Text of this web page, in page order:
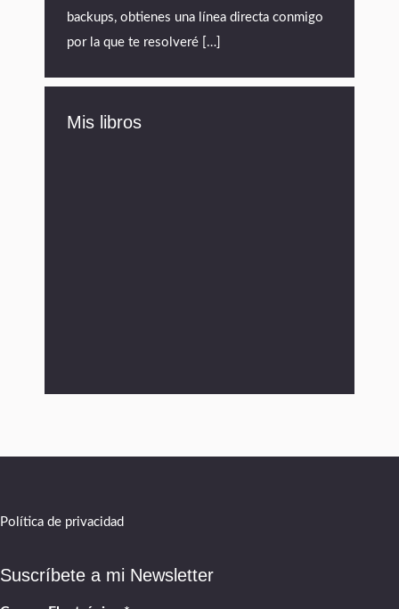
backups, obtienes una línea directa conmigo
por la que te resolveré […]
Mis libros
Política de privacidad
Suscríbete a mi Newsletter